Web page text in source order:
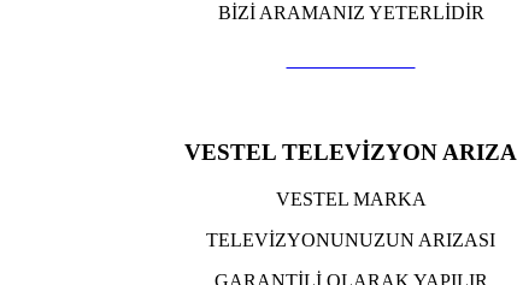
BİZİ ARAMANIZ YETERLİDİR
VESTEL TELEVİZYON ARIZA
VESTEL MARKA
TELEVİZYONUNUZUN ARIZASI
GARANTİLİ OLARAK YAPILIR